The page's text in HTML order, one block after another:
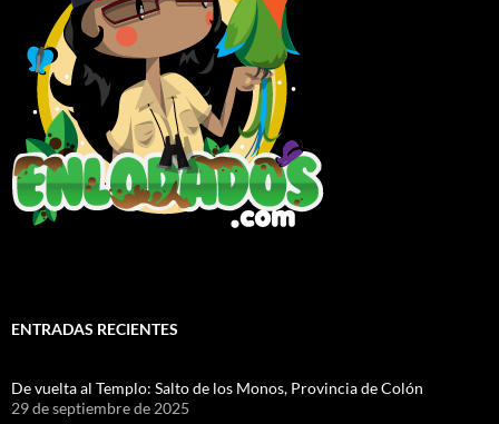
ENTRADAS RECIENTES
De vuelta al Templo: Salto de los Monos, Provincia de Colón
29 de septiembre de 2025